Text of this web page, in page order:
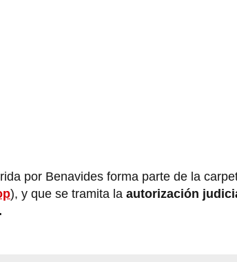
por Benavides forma parte de la
), y que se tramita la autorización